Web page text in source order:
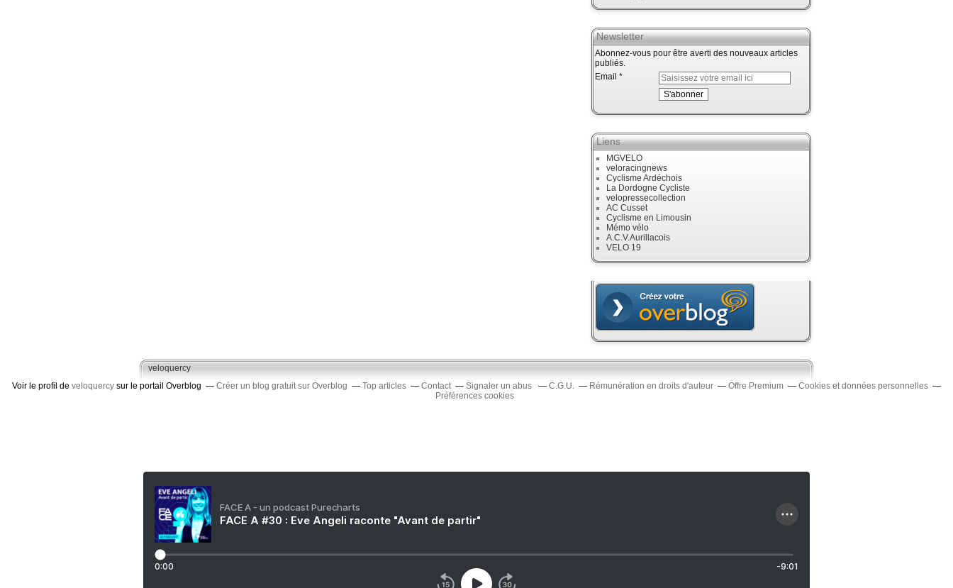
Newsletter
Abonnez-vous pour être averti des nouveaux articles
publiés.
Email
Liens
MGVELO
veloracingnews
Cyclisme Ardéchois
La Dordogne Cycliste
velopressecollection
AC Cusset
Cyclisme en Limousin
Mémo vélo
A.C.V.Aurillacois
VELO 19
veloquercy
Voir le profil de veloquercy sur le portail Overblog Créer un blog gratuit sur Overblog Top articles Contact Signaler un abus C.G.U. Rémunération en droits d'auteur Offre Premium
Cookies et données personnelles
Préférences cookies
FACE A - un podcast Purecharts
FACE A #30 : Eve Angeli raconte "Avant de partir"
0:00 -9:01